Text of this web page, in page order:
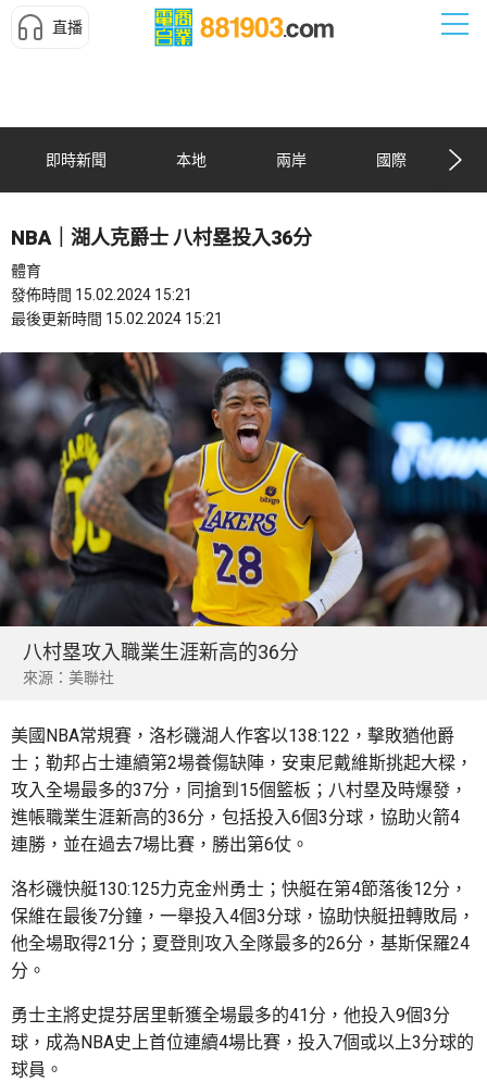
直播
即時新聞 本地 兩岸 國際
NBA｜湖人克爵士 八村塁投入36分
體育
發佈時間 15.02.2024 15:21
最後更新時間 15.02.2024 15:21
八村塁攻入職業生涯新高的36分
來源：美聯社
美國NBA常規賽，洛杉磯湖人作客以138:122，擊敗猶他爵
士；勒邦占士連續第2場養傷缺陣，安東尼戴維斯挑起大樑，
攻入全場最多的37分，同搶到15個籃板；八村塁及時爆發，
進帳職業生涯新高的36分，包括投入6個3分球，協助火箭4
連勝，並在過去7場比賽，勝出第6仗。
洛杉磯快艇130:125力克金州勇士；快艇在第4節落後12分，
保維在最後7分鐘，一舉投入4個3分球，協助快艇扭轉敗局，
他全場取得21分；夏登則攻入全隊最多的26分，基斯保羅24
分。
勇士主將史提芬居里斬獲全場最多的41分，他投入9個3分
球，成為NBA史上首位連續4場比賽，投入7個或以上3分球的
球員。